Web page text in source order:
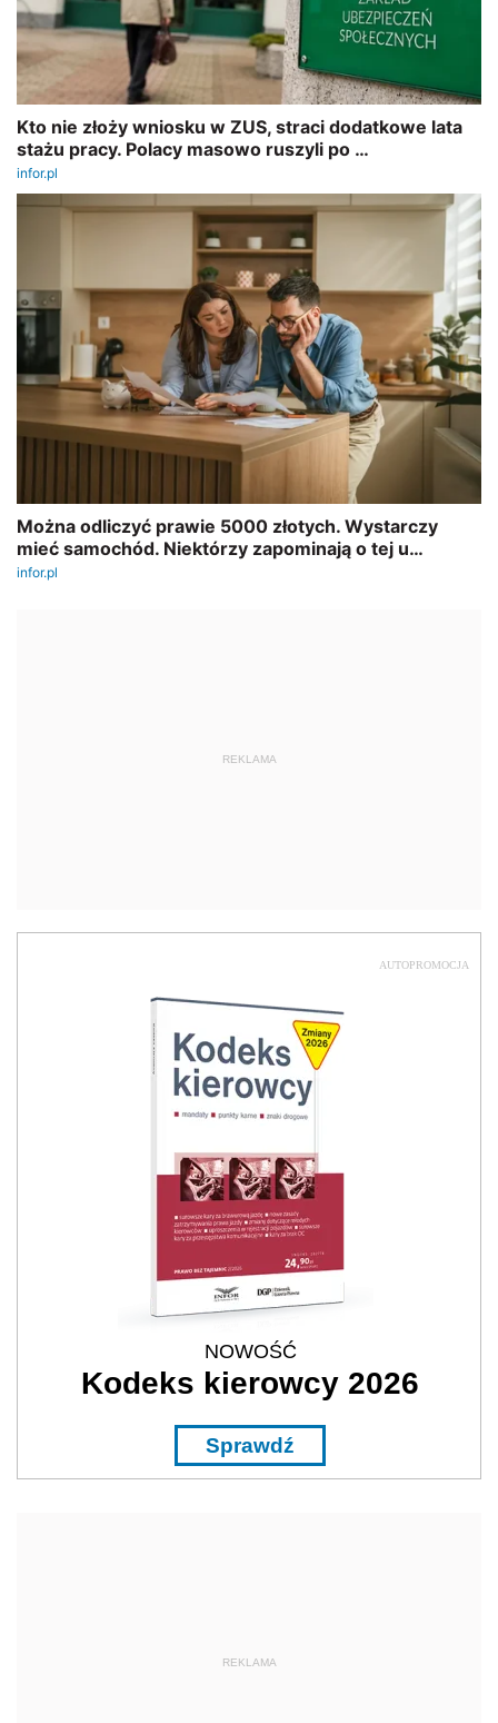
REKLAMA
AUTOPROMOCJA
NOWOŚĆ
Kodeks kierowcy 2026
Sprawdź
REKLAMA